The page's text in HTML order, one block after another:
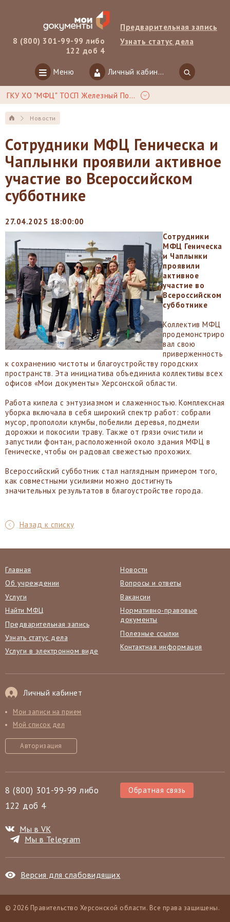
8 (800) 301-99-99 либо
122 доб 4
Предварительная запись
Узнать статус дела
Меню Личный кабинет
ГКУ ХО "МФЦ" ТОСП Железный Порт
Новости
Сотрудники МФЦ Геническа и
Чаплынки проявили активное
участие во Всероссийском
субботнике
27.04.2025 18:00:00
Сотрудники
МФЦ Геническа
и Чаплынки
проявили
активное
участие во
Всероссийском
субботнике
Коллектив МФЦ
продемонстриро
вал свою
приверженность
к сохранению чистоты и благоустройству городских
пространств. Эта инициатива объединила коллективы всех
офисов «Мои документы» Херсонской области.
Работа кипела с энтузиазмом и слаженностью. Комплексная
уборка включала в себя широкий спектр работ: собрали
мусор, пропололи клумбы, побелили деревья, подмели
дорожки и покосили траву. Также от грязи очистили и
запустили фонтан, расположенной около здания МФЦ в
Геническе, чтобы он радовал свежестью прохожих.
Всероссийский субботник стал наглядным примером того,
как совместными усилиями можно достигнуть
значительных результатов в благоустройстве города.
Назад к списку
Главная
Об учреждении
Услуги
Найти МФЦ
Предварительная запись
Узнать статус дела
Услуги в электронном виде
Новости
Вопросы и ответы
Вакансии
Нормативно-правовые
документы
Полезные ссылки
Контактная информация
Личный кабинет
Мои записи на прием
Мой список дел
Авторизация
8 (800) 301-99-99 либо
122 доб 4
Обратная связь
Мы в VK
Мы в Telegram
Версия для слабовидящих
© 2026 Правительство Херсонской области. Все права защищены.